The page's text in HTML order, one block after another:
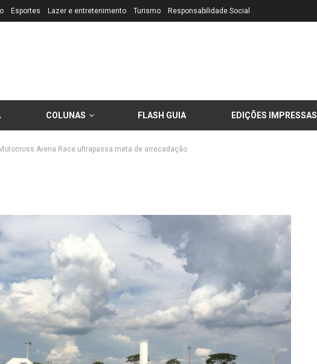
Esportes Lazer e entretenimento Turismo Responsabilidade Social
COLUNAS FLASH GUIA EDIÇÕES IMPRESSAS
Arena Race ultrapassa meta de arrecadação